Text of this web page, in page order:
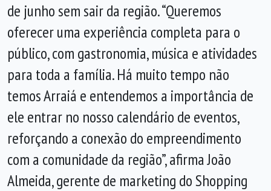
de junho sem sair da região. “Queremos
oferecer uma experiência completa para o
público, com gastronomia, música e atividades
para toda a família. Há muito tempo não
temos Arraiá e entendemos a importância de
ele entrar no nosso calendário de eventos,
reforçando a conexão do empreendimento
com a comunidade da região”, afirma João
Almeida, gerente de marketing do Shopping